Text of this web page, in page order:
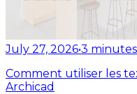
July 27, 2026•3 minutes
Comment utiliser les
Archicad